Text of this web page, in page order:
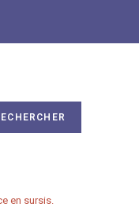
en sursis.